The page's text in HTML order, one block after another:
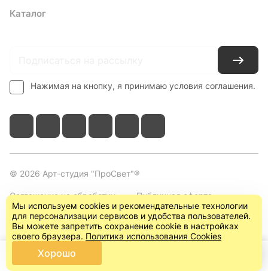
Каталог
Нажимая на кнопку, я принимаю условия соглашения.
© 2026 Арт-студия "ПроСвет"®
Соглашение на обработку
персональных данных
Публичная оферта
(пользовательское
соглашение)
Главная Каталог
Мы используем cookies и рекомендательные технологии
для персонализации сервисов и удобства пользователей.
Вы можете запретить сохранение cookie в настройках
своего браузера. Политика использования Cookies
Хорошо